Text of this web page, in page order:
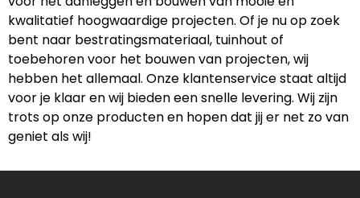
kwalitatief hoogwaardige projecten. Of je nu op zoek
bent naar bestratingsmateriaal, tuinhout of
toebehoren voor het bouwen van projecten, wij
hebben het allemaal. Onze klantenservice staat altijd
voor je klaar en wij bieden een snelle levering. Wij zijn
trots op onze producten en hopen dat jij er net zo van
geniet als wij!